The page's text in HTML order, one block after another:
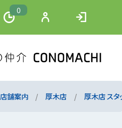
0
店舗案内 厚木店 厚木店 スタ